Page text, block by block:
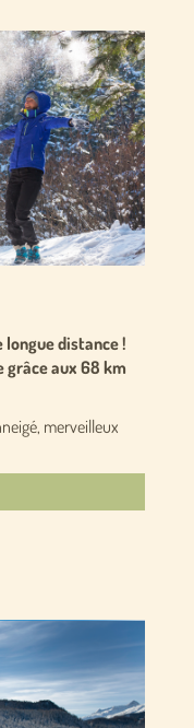
longue distance !
grâce aux 68 km
merveilleux